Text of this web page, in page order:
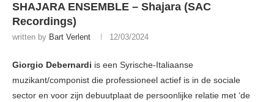
SHAJARA ENSEMBLE – Shajara (SAC
Recordings)
written by Bart Verlent 12/03/2024
Giorgio Debernardi is een Syrische-Italiaanse
muzikant/componist die professioneel actief is in de sociale
sector en voor zijn debuutplaat de persoonlijke relatie met ‘de